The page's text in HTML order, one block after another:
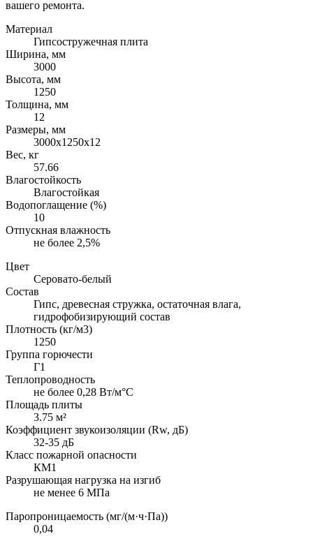
вашего ремонта.
Материал
Гипсостружечная плита
Ширина, мм
3000
Высота, мм
1250
Толщина, мм
12
Размеры, мм
3000х1250х12
Вес, кг
57.66
Влагостойкость
Влагостойкая
Водопоглащение (%)
10
Отпускная влажность
не более 2,5%
Цвет
Серовато-белый
Состав
Гипс, древесная стружка, остаточная влага,
гидрофобизирующий состав
Плотность (кг/м3)
1250
Группа горючести
Г1
Теплопроводность
не более 0,28 Вт/м°С
Площадь плиты
3.75 м²
Коэффициент звукоизоляции (Rw, дБ)
32-35 дБ
Класс пожарной опасности
КМ1
Разрушающая нагрузка на изгиб
не менее 6 МПа
Паропроницаемость (мг/(м·ч·Па))
0,04